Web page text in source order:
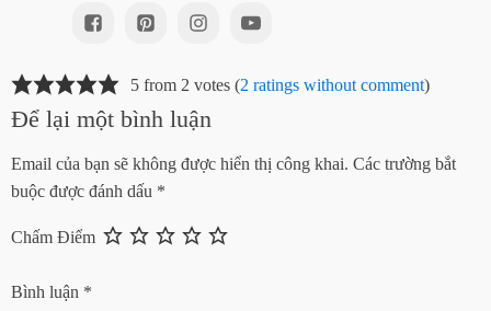
5 from 2 votes (2 ratings without comment)
Để lại một bình luận
Email của bạn sẽ không được hiển thị công khai. Các trường bắt
buộc được đánh dấu *
Chấm Điểm
Bình luận *